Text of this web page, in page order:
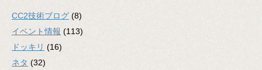
CC2技術ブログ (8)
イベント情報 (113)
ドッキリ (16)
ネタ (32)